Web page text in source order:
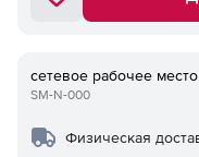
сетевое рабочее место
SM-N-000
Физическая